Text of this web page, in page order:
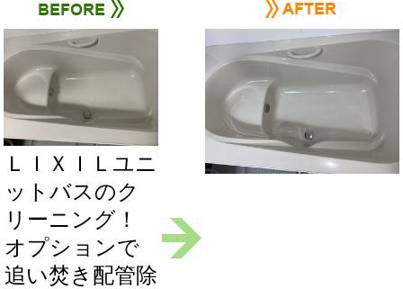
ＬＩＸＩＬユニ
ットバスのク
リーニング！
オプションで
追い焚き配管除